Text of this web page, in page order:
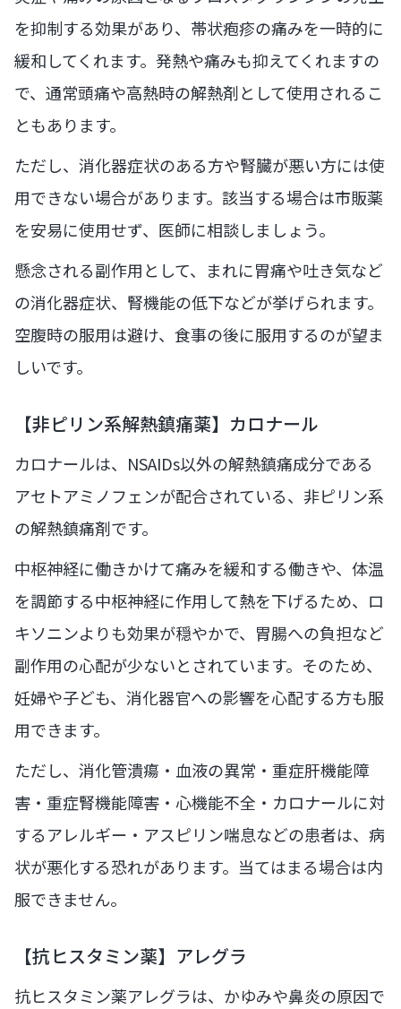
を抑制する効果があり、帯状疱疹の痛みを一時的に
緩和してくれます。発熱や痛みも抑えてくれますの
で、通常頭痛や高熱時の解熱剤として使用されるこ
ともあります。
ただし、消化器症状のある方や腎臓が悪い方には使
用できない場合があります。該当する場合は市販薬
を安易に使用せず、医師に相談しましょう。
懸念される副作用として、まれに胃痛や吐き気など
の消化器症状、腎機能の低下などが挙げられます。
空腹時の服用は避け、食事の後に服用するのが望ま
しいです。
【非ピリン系解熱鎮痛薬】カロナール
カロナールは、NSAIDs以外の解熱鎮痛成分である
アセトアミノフェンが配合されている、非ピリン系
の解熱鎮痛剤です。
中枢神経に働きかけて痛みを緩和する働きや、体温
を調節する中枢神経に作用して熱を下げるため、ロ
キソニンよりも効果が穏やかで、胃腸への負担など
副作用の心配が少ないとされています。そのため、
妊婦や子ども、消化器官への影響を心配する方も服
用できます。
ただし、消化管潰瘍・血液の異常・重症肝機能障
害・重症腎機能障害・心機能不全・カロナールに対
するアレルギー・アスピリン喘息などの患者は、病
状が悪化する恐れがあります。当てはまる場合は内
服できません。
【抗ヒスタミン薬】アレグラ
抗ヒスタミン薬アレグラは、かゆみや鼻炎の原因で